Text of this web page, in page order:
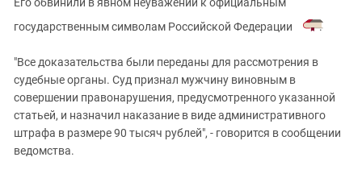
государственным символам Российской Федерации
.
"Все доказательства были переданы для рассмотрения в
судебные органы. Суд признал мужчину виновным в
совершении правонарушения, предусмотренного указанной
статьей, и назначил наказание в виде административного
штрафа в размере 90 тысяч рублей", - говорится в сообщении
ведомства.